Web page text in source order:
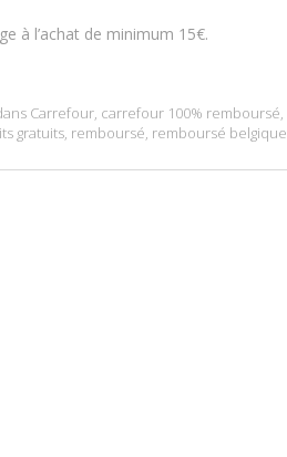
à l’achat de minimum 15€.
Carrefour, carrefour 100% remboursé,
gratuits, remboursé, remboursé belgique